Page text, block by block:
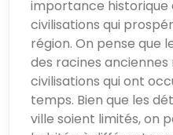
importance historique
civilisations qui
région. On pense que
des racines
civilisations qui ont
temps. Bien que les
ville soient limités, on